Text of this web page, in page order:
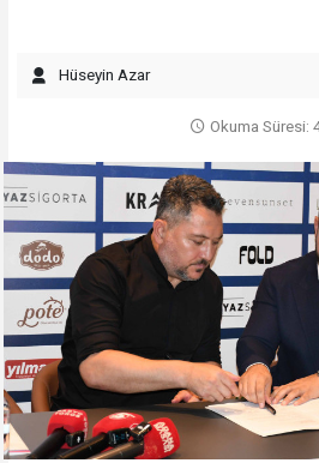
Hüseyin Azar
Okuma Süresi: